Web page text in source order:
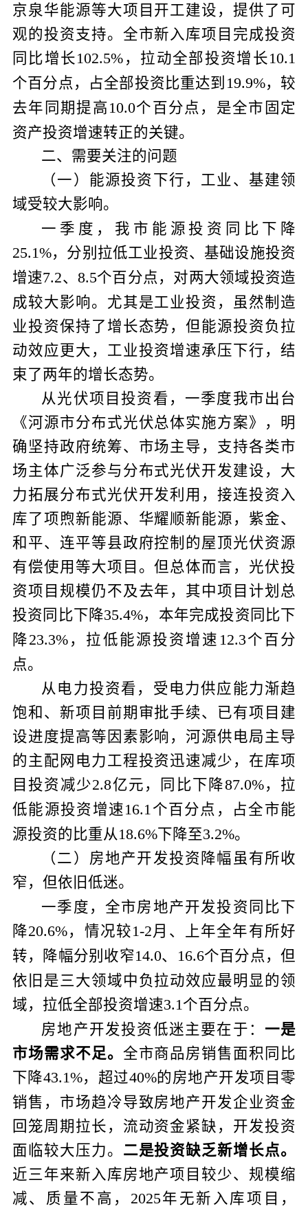
京泉华能源等大项目开工建设，提供了可
观的投资支持。全市新入库项目完成投资
同比增长102.5% ，拉动全部投资增长10.1
个百分点，占全部投资比重达到 19.9%，较
去年同期提高10.0个百分点，是全市固定
资产投资增速转正的关键。
二、需要关注的问题
（一）能源投资下行，工业、基建领
域受较大影响。
一季度，我市能源投资同比下降
25.1%，分别拉低工业投资、基础设施投资
增速7.2、 8.5个百分点，对两大领域投资造
成较大影响。尤其是工业投资，虽然制造
业投资保持了增长态势，但能源投资负拉
动效应更大，工业投资增速承压下行，结
束了两年的增长态势。
从光伏项目投资看，一季度我市出台
《河源市分布式光伏总体实施方案》，明
确坚持政府统筹、市场主导，支持各类市
场主体广泛参与分布式光伏开发建设，大
力拓展分布式光伏开发利用，接连投资入
库了项煦新能源、华耀顺新能源，紫金、
和平、连平等县政府控制的屋顶光伏资源
有偿使用等大项目。但总体而言，光伏投
资项目规模仍不及去年，其中项目计划总
投资同比下降35.4%，本年完成投资同比下
降23.3% ，拉低能源投资增速 12.3个百分
点。
从电力投资看，受电力供应能力渐趋
饱和、新项目前期审批手续、已有项目建
设进度提高等因素影响，河源供电局主导
的主配网电力工程投资迅速减少，在库项
目投资减少2.8亿元，同比下降87.0%，拉
低能源投资增速16.1个百分点，占全市能
源投资的比重从18.6%下降至3.2%。
（二）房地产开发投资降幅虽有所收
窄，但依旧低迷。
一季度，全市房地产开发投资同比下
降20.6%，情况较1-2月、上年全年有所好
转，降幅分别收窄14.0、 16.6个百分点，但
依旧是三大领域中负拉动效应最明显的领
域，拉低全部投资增速3.1个百分点。
房地产开发投资低迷主要在于： 一是
市场需求不足。 全市商品房销售面积同比
下降43.1%，超过40%的房地产开发项目零
销售，市场趋冷导致房地产开发企业资金
回笼周期拉长，流动资金紧缺，开发投资
面临较大压力。 二是投资缺乏新增长点。
近三年来新入库房地产项目较少、规模缩
减、质量不高， 2025年无新入库项目，